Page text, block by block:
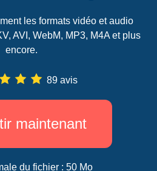
les formats vidéo et audio
AVI, WebM, MP3, M4A et plus
encore.
89 avis
maintenant
du fichier : 50 Mo